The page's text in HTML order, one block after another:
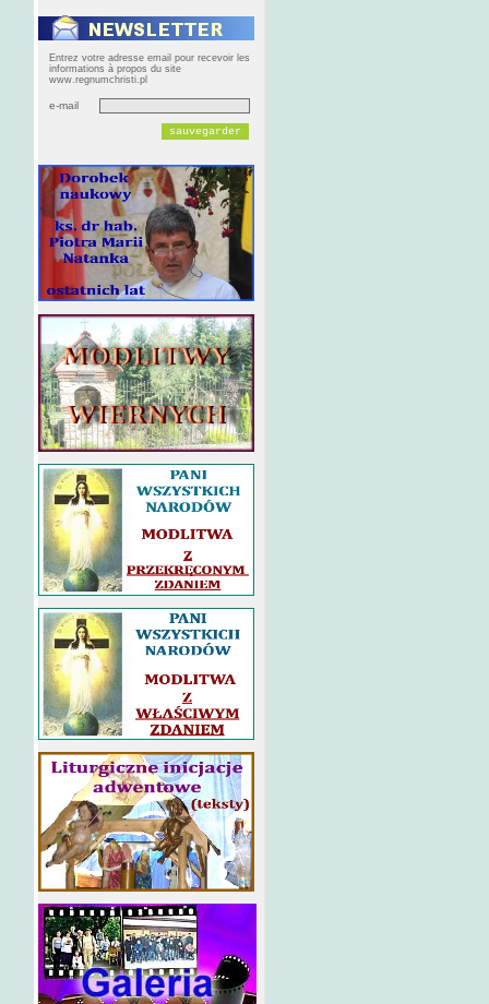
Entrez votre adresse email pour recevoir les
informations à propos du site
www.regnumchristi.pl
e-mail